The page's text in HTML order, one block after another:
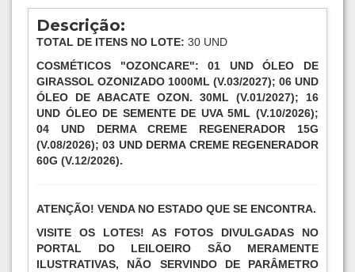
Descrição:
TOTAL DE ITENS NO LOTE: 30 UND
COSMÉTICOS "OZONCARE": 01 UND ÓLEO DE
GIRASSOL OZONIZADO 1000ML (V.03/2027); 06 UND
ÓLEO DE ABACATE OZON. 30ML (V.01/2027); 16
UND ÓLEO DE SEMENTE DE UVA 5ML (V.10/2026);
04 UND DERMA CREME REGENERADOR 15G
(V.08/2026); 03 UND DERMA CREME REGENERADOR
60G (V.12/2026).
ATENÇÃO! VENDA NO ESTADO QUE SE ENCONTRA.
VISITE OS LOTES! AS FOTOS DIVULGADAS NO
PORTAL DO LEILOEIRO SÃO MERAMENTE
ILUSTRATIVAS, NÃO SERVINDO DE PARÂMETRO